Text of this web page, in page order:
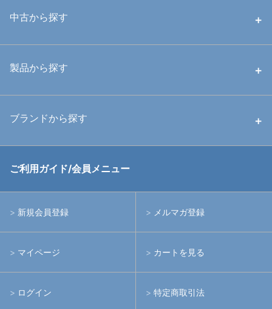
中古から探す
中古ハウジング
中古アームシステム
製品から探す
ハウジング
ブランドから探す
RGBlue
イノン
フィッシュアイ
ご利用ガイド/会員メニュー
新規会員登録 メルマガ登録
マイページ カートを見る
ログイン 特定商取引法